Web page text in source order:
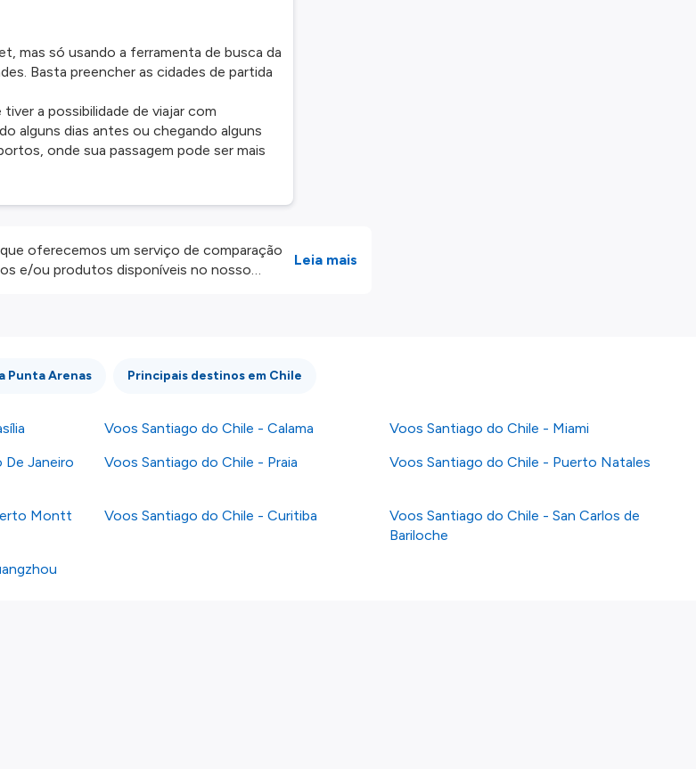
mas só usando a ferramenta de busca da
Basta preencher as cidades de partida
a possibilidade de viajar com
alguns dias antes ou chegando alguns
onde sua passagem pode ser mais
oferecemos um serviço de comparação
e/ou produtos disponíveis no nosso
Leia mais
Punta Arenas Principais destinos em Chile
Voos Santiago do Chile - Calama
Voos Santiago do Chile - Miami
De Janeiro
Voos Santiago do Chile - Praia Voos Santiago do Chile - Puerto Natales
Montt Voos Santiago do Chile - Curitiba
Voos Santiago do Chile - San Carlos de
Bariloche